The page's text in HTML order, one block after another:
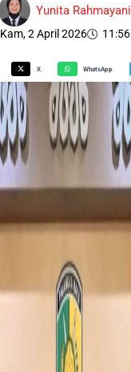
Yunita Rahmayani
Kam, 2 April 2026 11:56
X WhatsApp